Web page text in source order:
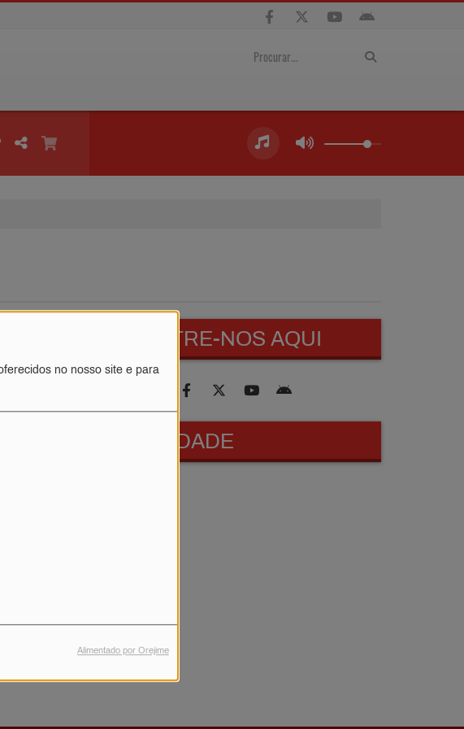
no nosso site e para
Alimentado por Orejime
ENCONTRE-NOS AQUI
PUBLICIDADE